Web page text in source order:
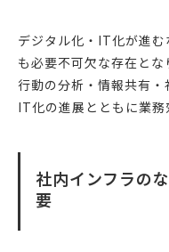
デジタル化・IT化が進
も必要不可欠な存在と
行動の分析・情報共有・
IT化の進展とともに業務
社内インフラの
要